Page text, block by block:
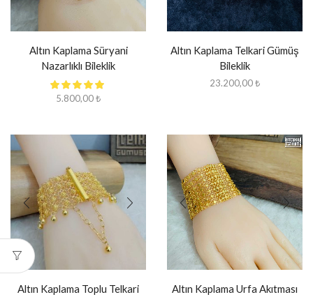
Altın Kaplama Süryani
Nazarlıklı Bileklik
5.800,00₺
Altın Kaplama Telkari Gümüş
Bileklik
23.200,00₺
Altın Kaplama Toplu Telkari
Altın Kaplama Urfa Akıtması